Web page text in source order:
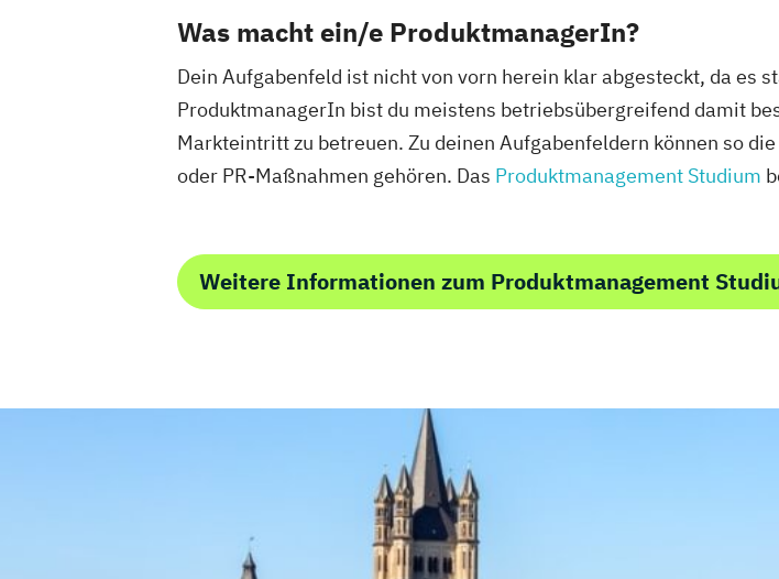
Was macht ein/e ProduktmanagerIn?
Dein Aufgabenfeld ist nicht von vorn herein klar abgesteckt, da es
ProduktmanagerIn bist du meistens betriebsübergreifend damit
Markteintritt zu betreuen. Zu deinen Aufgabenfeldern können so
oder PR-Maßnahmen gehören. Das Produktmanagement Studium
Weitere Informationen zum Produktmanagement